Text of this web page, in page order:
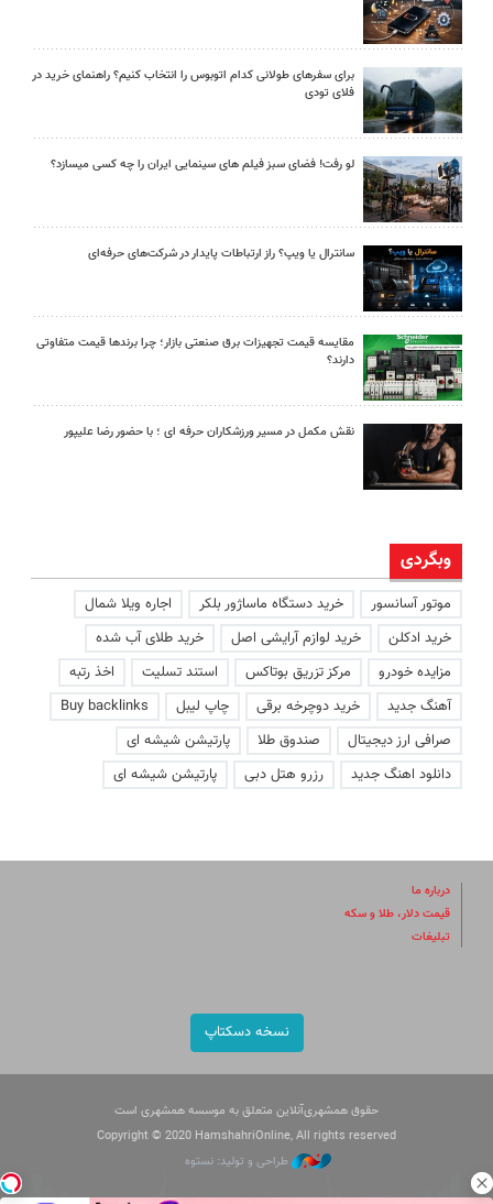
برای سفرهای طولانی کدام اتوبوس را انتخاب کنیم؟ راهنمای خرید در
فلای تودی
لو رفت! فضای سبز فیلم های سینمایی ایران را چه کسی میسازد؟
سانترال یا ویپ؟ راز ارتباطات پایدار در شرکت‌های حرفه‌ای
مقایسه قیمت تجهیزات برق صنعتی بازار؛ چرا برندها قیمت متفاوتی
دارند؟
نقش مکمل در مسیر ورزشکاران حرفه ای ؛ با حضور رضا علیپور
وبگردی
موتور آسانسور خرید دستگاه ماساژور بلکر
اجاره ویلا شمال
خرید ادکلن
خرید لوازم آرایشی اصل
خرید طلای آب شده
مزایده خودرو
مرکز تزریق بوتاکس استند تسلیت
اخذ رتبه
آهنگ جدید
خرید دوچرخه برقی چاپ لیبل
Buy backlinks
صرافی ارز دیجیتال
صندوق طلا
پارتیشن شیشه ای
دانلود اهنگ جدید
رزرو هتل دبی پارتیشن شیشه ای
درباره ما
قیمت دلار، طلا و سکه
تبلیغات
نسخه دسکتاپ
حقوق همشهری‌آنلاین متعلق به موسسه همشهری است
Copyright © 2020 HamshahriOnline, All rights reserved
طراحی و تولید: نستوه